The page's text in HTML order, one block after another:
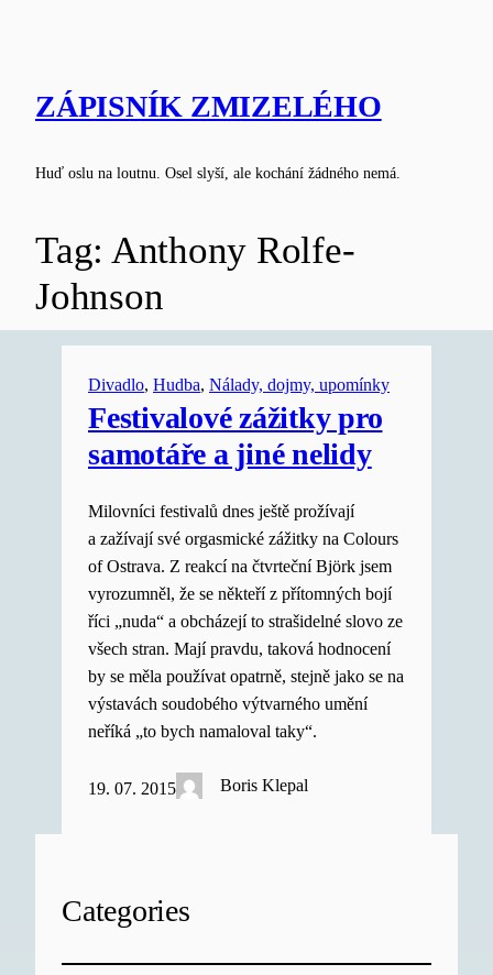
ZÁPISNÍK ZMIZELÉHO
Huď oslu na loutnu. Osel slyší, ale kochání žádného nemá.
Tag: Anthony Rolfe-
Johnson
Divadlo, Hudba, Nálady, dojmy, upomínky
Festivalové zážitky pro
samotáře a jiné nelidy
Milovníci festivalů dnes ještě prožívají
a zažívají své orgasmické zážitky na Colours
of Ostrava. Z reakcí na čtvrteční Björk jsem
vyrozumněl, že se někteří z přítomných bojí
říci „nuda“ a obcházejí to strašidelné slovo ze
všech stran. Mají pravdu, taková hodnocení
by se měla používat opatrně, stejně jako se na
výstavách soudobého výtvarného umění
neříká „to bych namaloval taky“.
19. 07. 2015 Boris Klepal
Categories